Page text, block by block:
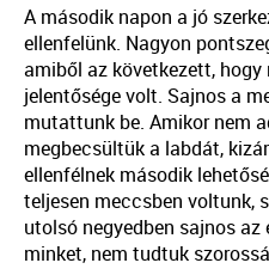
A második napon a jó
ellenfelünk. Nagyon
amiből az következett,
jelentősége volt. Sajnos a
mutattunk be. Amikor nem
megbecsültük a labdát,
ellenfélnek második
teljesen meccsben voltunk,
utolsó negyedben sajnos
minket, nem tudtuk